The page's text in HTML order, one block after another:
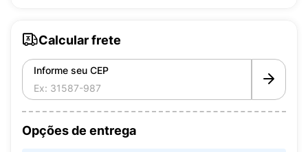
Calcular frete
Informe seu CEP
Opções de entrega